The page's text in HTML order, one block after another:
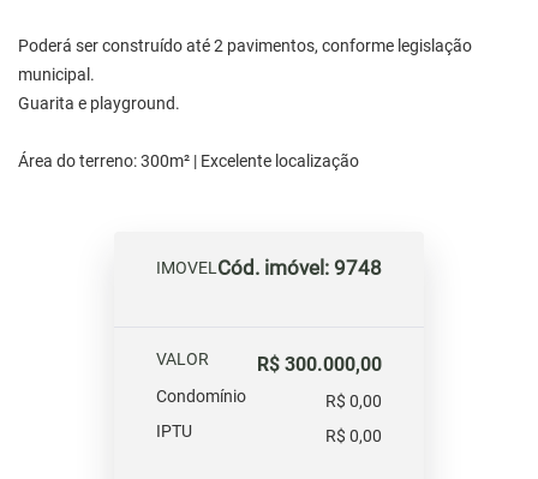
Poderá ser construído até 2 pavimentos, conforme legislação
municipal.
Guarita e playground.
Área do terreno: 300m² | Excelente localização
IMOVELCód. imóvel: 9748
VALOR R$ 300.000,00
Condomínio
R$ 0,00
IPTU
R$ 0,00